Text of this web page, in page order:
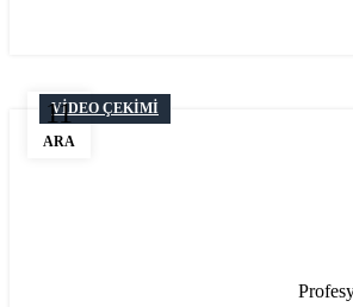
11
ARA
VIDEO ÇEKIMI